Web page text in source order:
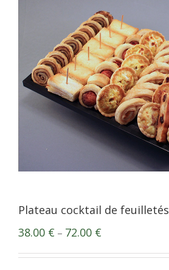
Plateau cocktail de feuilletés
38.00 € – 72.00 €